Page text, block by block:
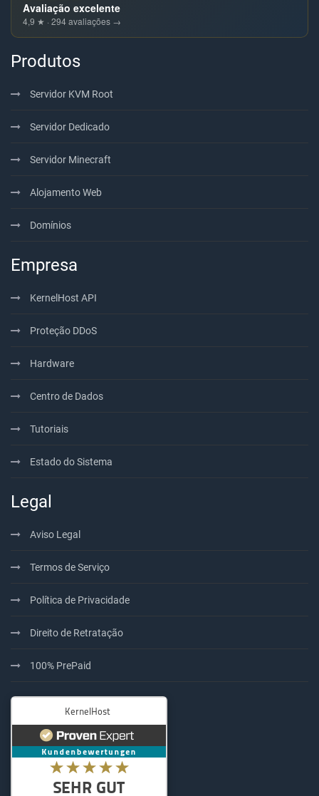
Avaliação excelente
4,9 ★ · 294 avaliações →
Produtos
Servidor KVM Root
Servidor Dedicado
Servidor Minecraft
Alojamento Web
Domínios
Empresa
KernelHost API
Proteção DDoS
Hardware
Centro de Dados
Tutoriais
Estado do Sistema
Legal
Aviso Legal
Termos de Serviço
Política de Privacidade
Direito de Retratação
100% PrePaid